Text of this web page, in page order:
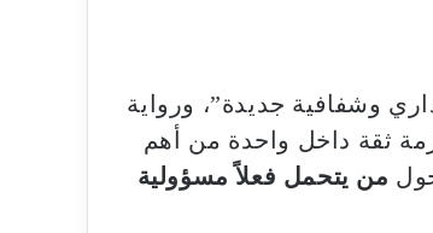
وشفافية جديدة”، ورواية
ثقة داخل واحدة من أهم
من يتحمل فعلاً مسؤولية